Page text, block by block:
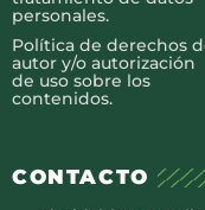
personales.
Política de derechos
autor y/o autorización
de uso sobre los
contenidos.
CONTACTO